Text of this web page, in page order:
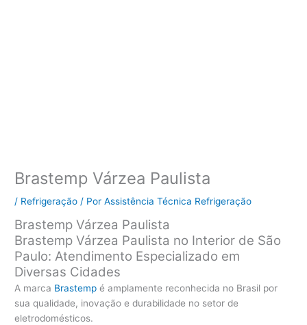
Brastemp Várzea Paulista
/ Refrigeração / PorAssistência Técnica Refrigeração
Brastemp Várzea Paulista
Brastemp Várzea Paulista no Interior de São
Paulo: Atendimento Especializado em
Diversas Cidades
A marca Brastemp é amplamente reconhecida no Brasil por
sua qualidade, inovação e durabilidade no setor de
eletrodomésticos.